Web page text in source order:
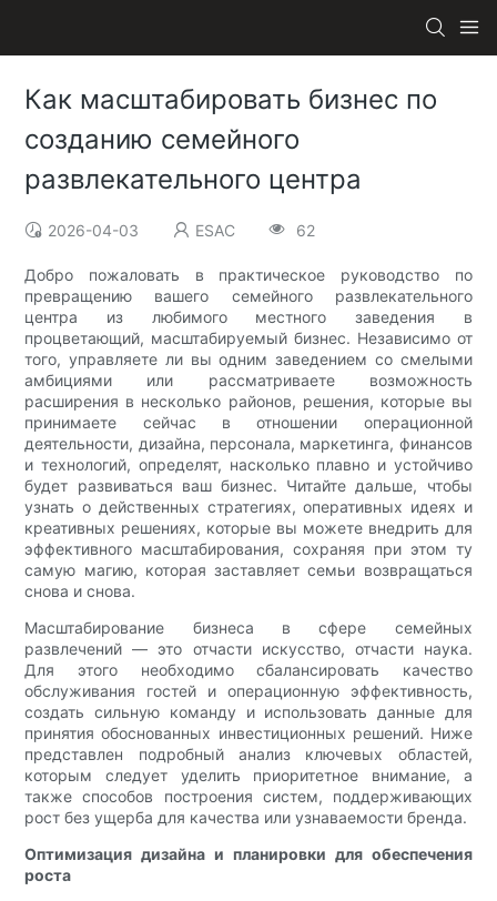
Как масштабировать бизнес по
созданию семейного
развлекательного центра
2026-04-03 ESAC 62
Добро пожаловать в практическое руководство по
превращению вашего семейного развлекательного
центра из любимого местного заведения в
процветающий, масштабируемый бизнес. Независимо от
того, управляете ли вы одним заведением со смелыми
амбициями или рассматриваете возможность
расширения в несколько районов, решения, которые вы
принимаете сейчас в отношении операционной
деятельности, дизайна, персонала, маркетинга, финансов
и технологий, определят, насколько плавно и устойчиво
будет развиваться ваш бизнес. Читайте дальше, чтобы
узнать о действенных стратегиях, оперативных идеях и
креативных решениях, которые вы можете внедрить для
эффективного масштабирования, сохраняя при этом ту
самую магию, которая заставляет семьи возвращаться
снова и снова.
Масштабирование бизнеса в сфере семейных
развлечений — это отчасти искусство, отчасти наука.
Для этого необходимо сбалансировать качество
обслуживания гостей и операционную эффективность,
создать сильную команду и использовать данные для
принятия обоснованных инвестиционных решений. Ниже
представлен подробный анализ ключевых областей,
которым следует уделить приоритетное внимание, а
также способов построения систем, поддерживающих
рост без ущерба для качества или узнаваемости бренда.
Оптимизация дизайна и планировки для обеспечения
роста